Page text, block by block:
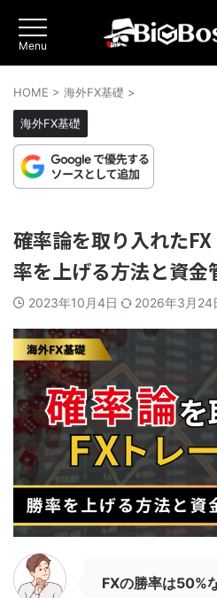
HOME > 海外FX基礎 >
海外FX基礎
確率論を取り入れた
率を上げる方法と資金
2023年10月4日 2026年3月24
FXの勝率は50%